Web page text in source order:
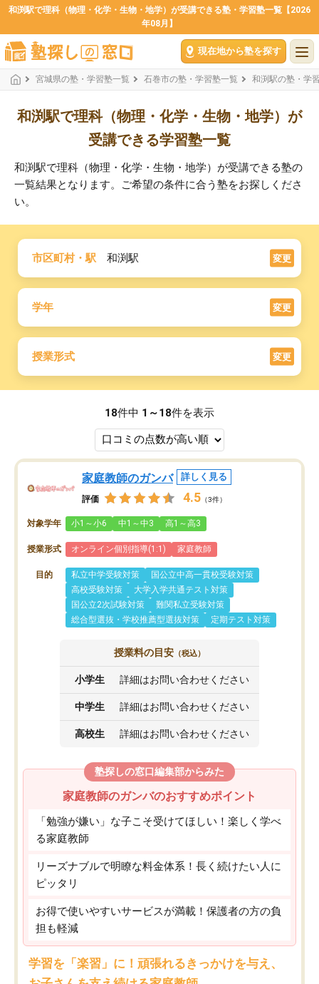
和渕駅で理科（物理・化学・生物・地学）が受講できる塾・学習塾一覧【2026
年08月】
現在地から塾を探す
宮城県の塾・学習塾一覧 石巻市の塾・学習塾一覧 和渕駅の塾・学
和渕駅で理科（物理・化学・生物・地学）が
受講できる学習塾一覧
和渕駅で理科（物理・化学・生物・地学）が受講できる塾の
一覧結果となります。ご希望の条件に合う塾をお探しくださ
い。
市区町村・駅 和渕駅 変更
学年 変更
授業形式 変更
18件中 1～18件を表示
家庭教師のガンバ 詳しく見る
評価 4.5 （3件）
対象学年 小1～小6 中1～中3 高1～高3
授業形式 オンライン個別指導(1:1) 家庭教師
目的 私立中学受験対策
国公立中高一貫校受験対策
高校受験対策
大学入学共通テスト対策
国公立2次試験対策
難関私立受験対策
総合型選抜・学校推薦型選抜対策
定期テスト対策
授業料の目安 （税込）
小学生 詳細はお問い合わせください
中学生 詳細はお問い合わせください
高校生 詳細はお問い合わせください
塾探しの窓口編集部からみた
家庭教師のガンバのおすすめポイント
「勉強が嫌い」な子こそ受けてほしい！楽しく学べ
る家庭教師
リーズナブルで明瞭な料金体系！長く続けたい人に
ピッタリ
お得で使いやすいサービスが満載！保護者の方の負
担も軽減
学習を「楽習」に！頑張れるきっかけを与え、